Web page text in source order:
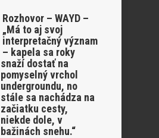
Rozhovor – WAYD –
„Má to aj svoj
interpretačný význam
– kapela sa roky
snaží dostať na
pomyselný vrchol
undergroundu, no
stále sa nachádza na
začiatku cesty,
niekde dole, v
bažinách snehu.“